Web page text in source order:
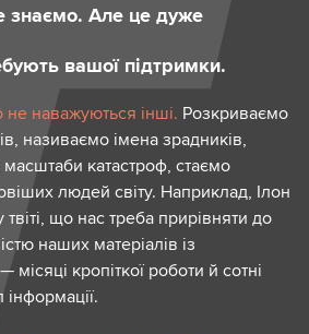
знаємо. Але це дуже
вашої підтримки.
наважуються інші. Розкриваємо
називаємо імена зрадників,
катастроф, стаємо
людей світу. Наприклад, Ілон
що нас треба прирівняти до
наших матеріалів із
місяці кропіткої роботи й сотні